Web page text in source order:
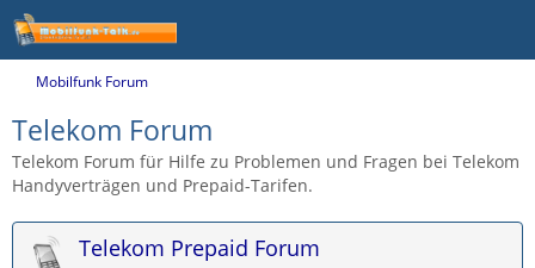
Mobilfunk Forum
Telekom Forum
Telekom Forum für Hilfe zu Problemen und Fragen bei Telekom
Handyverträgen und Prepaid-Tarifen.
Telekom Prepaid Forum